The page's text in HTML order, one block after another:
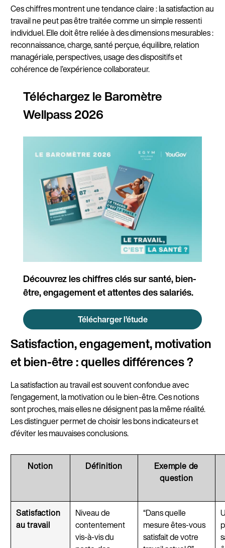
Ces chiffres montrent une tendance claire : la satisfaction au
travail ne peut pas être traitée comme un simple ressenti
individuel. Elle doit être reliée à des dimensions mesurables :
reconnaissance, charge, santé perçue, équilibre, relation
managériale, perspectives, usage des dispositifs et
cohérence de l’expérience collaborateur.
Téléchargez le Baromètre
Wellpass 2026
Découvrez les chiffres clés sur santé, bien-
être, engagement et attentes des salariés.
Télécharger l’étude
Satisfaction, engagement, motivation
et bien-être : quelles différences ?
La satisfaction au travail est souvent confondue avec
l’engagement, la motivation ou le bien-être. Ces notions
sont proches, mais elles ne désignent pas la même réalité.
Les distinguer permet de choisir les bons indicateurs et
d’éviter les mauvaises conclusions.
Notion Définition
Exemple de
question
Satisfaction
au travail
Niveau de
contentement
vis-à-vis du
“Dans quelle
mesure êtes-vous
satisfait de votre